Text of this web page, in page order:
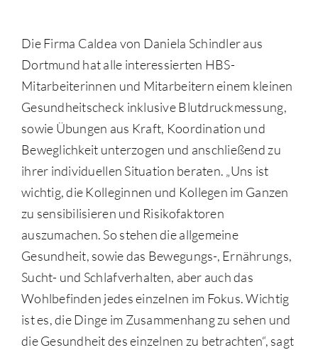
Die Firma Caldea von Daniela Schindler aus
Dortmund hat alle interessierten HBS-
Mitarbeiterinnen und Mitarbeitern einem kleinen
Gesundheitscheck inklusive Blutdruckmessung,
sowie Übungen aus Kraft, Koordination und
Beweglichkeit unterzogen und anschließend zu
ihrer individuellen Situation beraten. „Uns ist
wichtig, die Kolleginnen und Kollegen im Ganzen
zu sensibilisieren und Risikofaktoren
auszumachen. So stehen die allgemeine
Gesundheit, sowie das Bewegungs-, Ernährungs,
Sucht- und Schlafverhalten, aber auch das
Wohlbefinden jedes einzelnen im Fokus. Wichtig
ist es, die Dinge im Zusammenhang zu sehen und
die Gesundheit des einzelnen zu betrachten“, sagt